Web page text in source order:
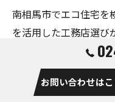
南相馬市でエコ住宅を
を活用した工務店選び
どの地域密着型の工
大限に活かし、環境
す。地元の資源を使用
お問い合わせは